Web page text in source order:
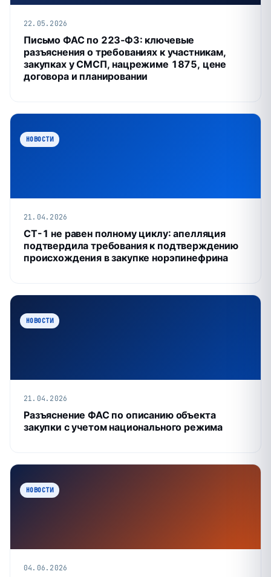
22.05.2026
Письмо ФАС по 223‑ФЗ: ключевые
разъяснения о требованиях к участникам,
закупках у СМСП, нацрежиме 1875, цене
договора и планировании
НОВОСТИ
21.04.2026
СТ-1 не равен полному циклу: апелляция
подтвердила требования к подтверждению
происхождения в закупке норэпинефрина
НОВОСТИ
21.04.2026
Разъяснение ФАС по описанию объекта
закупки с учетом национального режима
НОВОСТИ
04.06.2026